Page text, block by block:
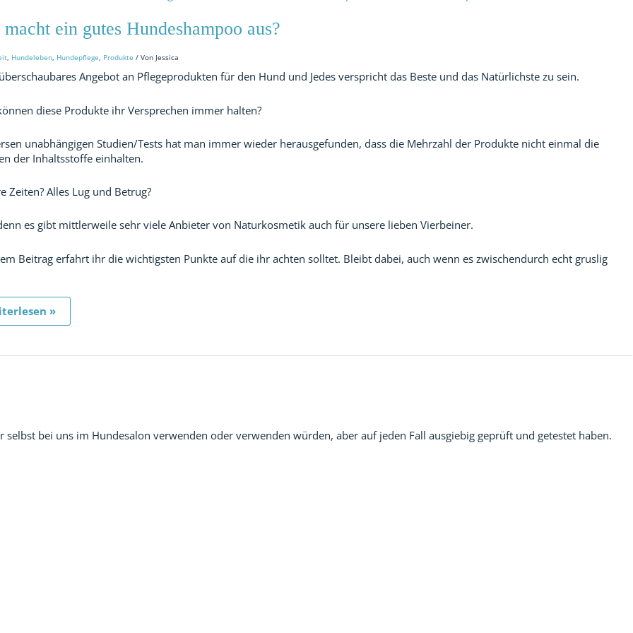
macht ein gutes Hundeshampoo aus?
, Hundeleben, Hundepflege, Produkte / Von Jessica
Angebot an Pflegeprodukten für den Hund und Jedes verspricht das Beste und das Natürlichste zu sein.
diese Produkte ihr Versprechen immer halten?
unabhängigen Studien/Tests hat man immer wieder herausgefunden, dass die Mehrzahl der Produkte nicht einmal die
der Inhaltsstoffe einhalten.
Zeiten? Alles Lug und Betrug?
es gibt mittlerweile sehr viele Anbieter von Naturkosmetik auch für unsere lieben Vierbeiner.
Beitrag erfahrt ihr die wichtigsten Punkte auf die ihr achten solltet. Bleibt dabei, auch wenn es zwischendurch echt gruslig
»
bei uns im Hundesalon verwenden oder verwenden würden, aber auf jeden Fall ausgiebig geprüft und getestet haben.